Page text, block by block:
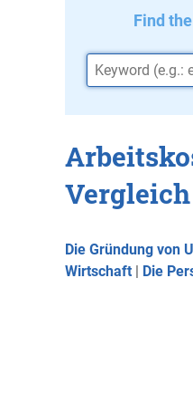
Find
Vergleich
Die Gründung von
Wirtschaft | Die